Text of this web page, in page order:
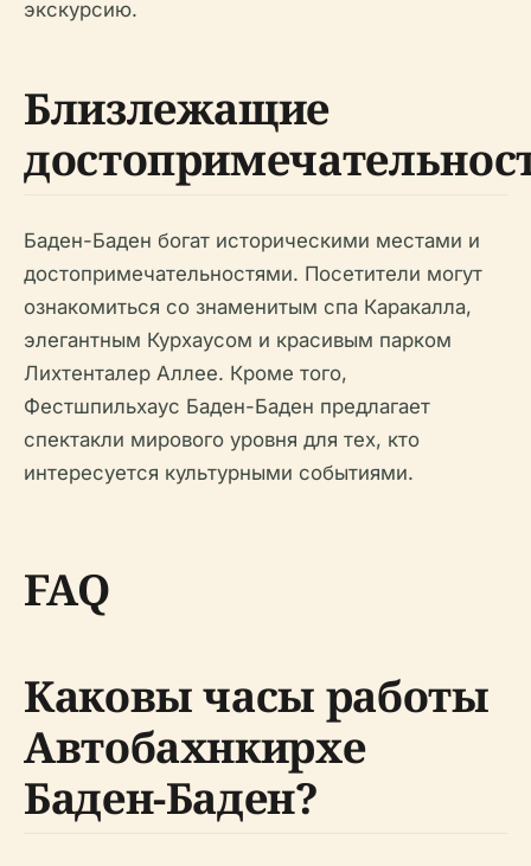
экскурсию.
Близлежащие
Баден-Баден богат историческими местами и
достопримечательностями. Посетители могут
ознакомиться со знаменитым спа Каракалла,
элегантным Курхаусом и красивым парком
Лихтенталер Аллее. Кроме того,
Фестшпильхаус Баден-Баден предлагает
спектакли мирового уровня для тех, кто
интересуется культурными событиями.
FAQ
Каковы часы работы
Автобахнкирхе
Баден-Баден?